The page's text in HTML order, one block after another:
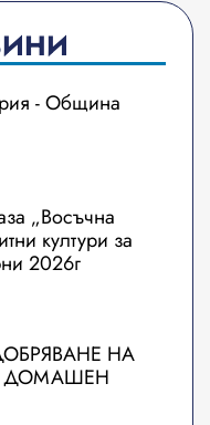
- Община
„Восъчна
култури за
2026г
НА
ДОМАШЕН